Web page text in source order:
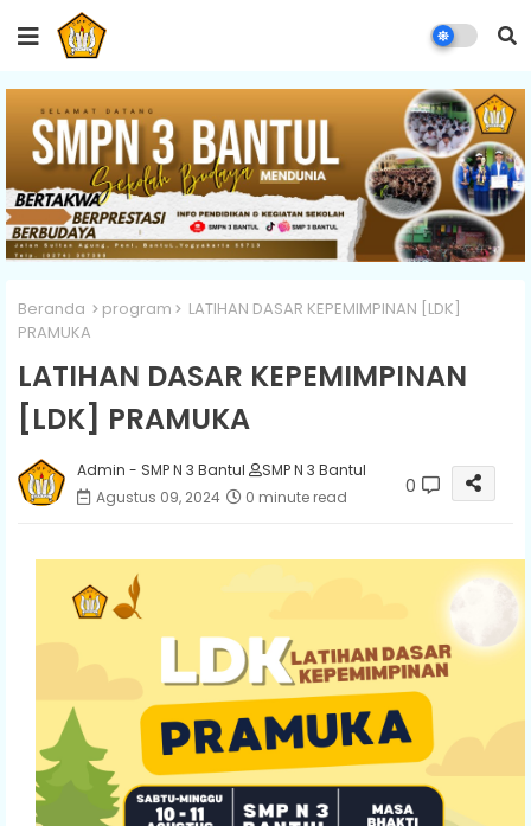
Beranda program
LATIHAN DASAR KEPEMIMPINAN [LDK]
PRAMUKA
LATIHAN DASAR KEPEMIMPINAN
[LDK] PRAMUKA
Admin - SMP N 3 Bantul
SMP N 3 Bantul
Agustus 09, 2024
0 minute read 0